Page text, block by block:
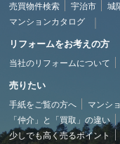
売買物件検索 宇治市 城
マンションカタログ
リフォームをお考えの方
当社のリフォームについて
売りたい
手紙をご覧の方へ マンシ
「仲介」と「買取」の違い
少しでも高く売るポイント